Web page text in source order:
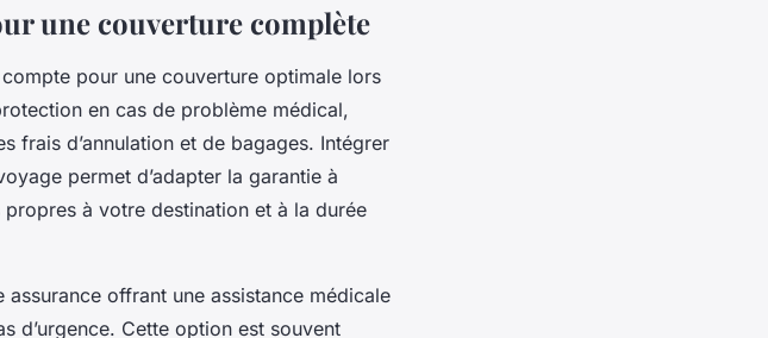
une couverture complète
pour une couverture optimale lors
en cas de problème médical,
frais d’annulation et de bagages. Intégrer
permet d’adapter la garantie à
à votre destination et à la durée
offrant une assistance médicale
d’urgence. Cette option est souvent